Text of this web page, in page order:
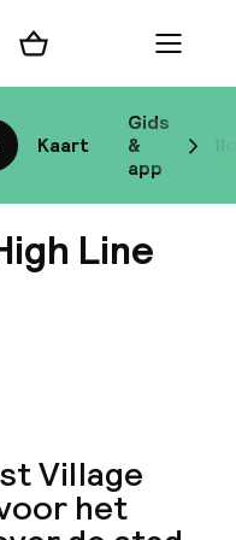
Kaart
Gids
&
app
Winkelmand Menu
Line
Village
het